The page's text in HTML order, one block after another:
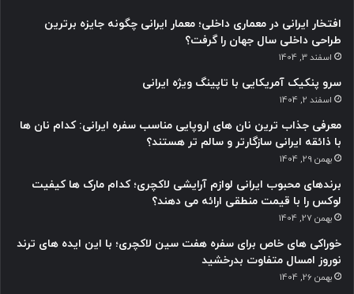
افتخار ایرانی در معماری داخلی؛ معمار ایرانی چگونه جایزه برترین
طراحی داخلی سال جهان را گرفت؟
اسفند 3, 1404
سرو پنکیک آمریکایی با تاپینگ ویژه ایرانی
اسفند 2, 1404
معرفی جذاب ترین نان های اروپایی مناسب سفره ایرانی: کدام نان ها
با ذائقه ایرانی سازگارتر و سالم تر هستند؟
بهمن 29, 1404
برندهای محبوب ایرانی لوازم آرایشی لاکچری؛ کدام مارک ها کیفیت
لوکس را با قیمت منطقی ارائه می دهند؟
بهمن 27, 1404
خوراکی های خاص برای سفره هفت سین لاکچری؛ با این ایده های ترند
نوروز امسال متفاوت بدرخشید
بهمن 26, 1404